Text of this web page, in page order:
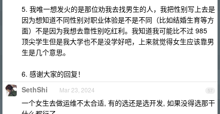
5. 我唯一想发火的是那位劝我去找男生的人，我把性别写上去是
因为想知道不同性别对职业体验是不是不同（比如结婚生育等方
面）不是因为我想去靠性别吃红利。我知道我可能比不过 985
顶尖学生但是我大学也不是没学好吧，上来就觉得女生应该靠男
生是几个意思。
6. 感谢大家的回复！
57
SethShi Mar 23, 2024
一个女生去做运维不太合适, 有的选还是选开发, 如果没得选那干